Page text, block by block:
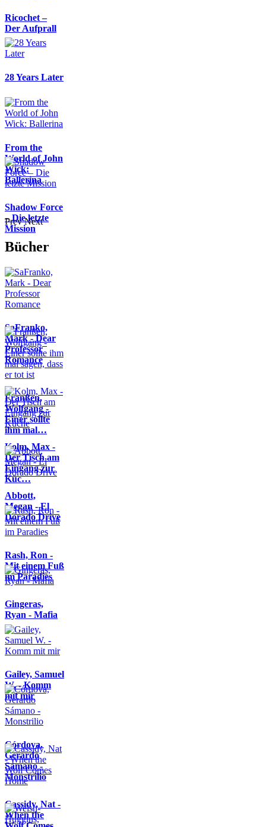
Ricochet –
Der Aufprall
28 Years Later
From the
World of John
Wick:
Ballerina
Shadow Force
– Die letzte
Mission
Prev Next
Bücher
SaFranko,
Mark - Dear
Professor
Romance
Franßen,
Wolfgang -
Einer sollte
ihm mal…
Kolm, Max -
Der Tisch am
Eingang zur
Küc…
Abbott,
Megan - El
Dorado Drive
Rash, Ron -
Mit einem Fuß
im Paradies
Gingeras,
Ryan - Mafia
Gailey, Samuel
W. - Komm
mit mir
Córdova,
Gerardo
Sámano -
Monstrilio
Cassidy, Nat -
When the